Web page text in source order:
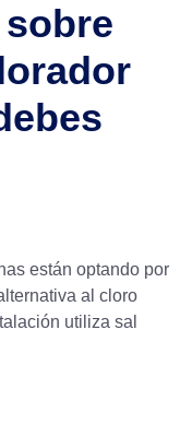
están optando por
al cloro
utiliza sal